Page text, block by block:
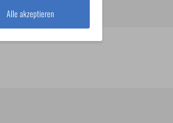
Version
Alle akzeptieren